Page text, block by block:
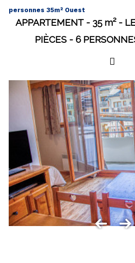
SÉJOURS & BONS
Les Orres
Les Orres 1650
Les Orres 1800
Les Orres et ses
VISUALISER LE PLAN
BONS PLANS
Carte Multi
Forfaits remontées
personnes 35m² Ouest
APPARTEMENT 35 m²
PIÈCES
6